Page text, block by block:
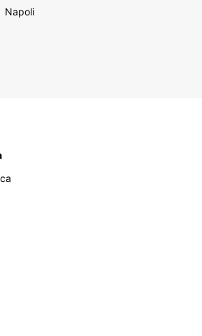
Napoli